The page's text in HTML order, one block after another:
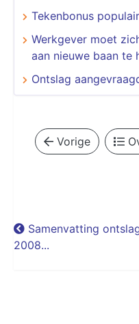
Tekenbonus populair
Werkgever moet
aan nieuwe baan te
Ontslag
Vorige
Samenvatting
2008...